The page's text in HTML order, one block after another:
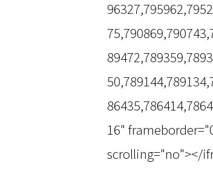
16"
scrolling="no"></